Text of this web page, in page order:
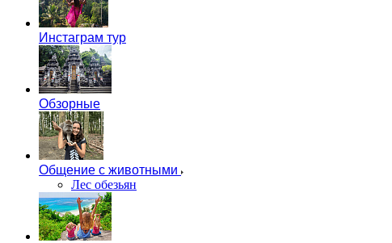
Инстаграм тур
Обзорные
Общение с животными
Лес обезьян